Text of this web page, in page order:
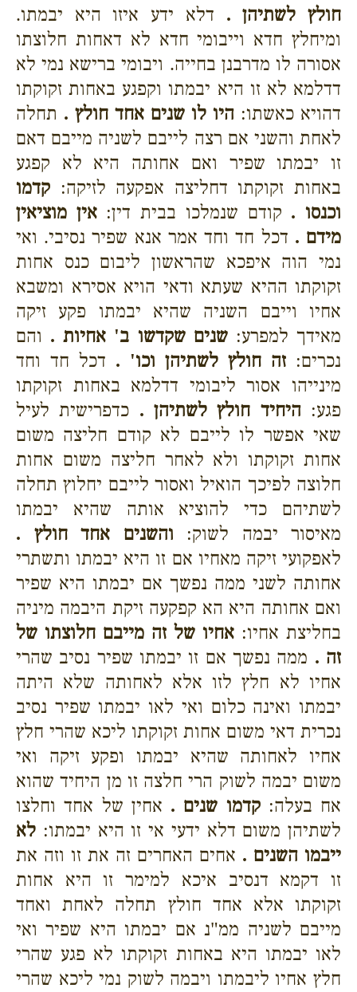
חולץ לשתיהן . דלא ידע איזו היא יבמתו.
ומיחלץ חדא וייבומי חדא לא דאחות חלוצתו
אסורה לו מדרבנן בחייה. ויבומי ברישא נמי לא
דדלמא לא זו היא יבמתו וקפגע באחות זקוקתו
דהויא כאשתו: היו לו שנים אחד חולץ . תחלה
לאחת והשני אם רצה לייבם לשניה מייבם דאם
זו יבמתו שפיר ואם אחותה היא לא קפגע
באחות זקוקתו דחליצה אפקעה לזיקה: קדמו
וכנסו . קודם שנמלכו בבית דין:אין מוציאין
מידם . דכל חד וחד אמר אנא שפיר נסיבי. ואי
נמי הוה איפכא שהראשון ליבום כנס אחות
זקוקתו ההיא שעתא ודאי הויא אסירא ומשבא
אחיו וייבם השניה שהיא יבמתו פקע זיקה
מאידך למפרע:שנים שקדשו ב' אחיות . והם
נכרים: זה חולץ לשתיהן וכו' . דכל חד וחד
מינייהו אסור ליבומי דדלמא באחות זקוקתו
פגע:היחיד חולץ לשתיהן . כדפרישית לעיל
שאי אפשר לו לייבם לא קודם חליצה משום
אחות זקוקתו ולא לאחר חליצה משום אחות
חלוצה לפיכך הואיל ואסור לייבם יחלוץ תחלה
לשתיהם כדי להוציא אותה שהיא יבמתו
מאיסור יבמה לשוק: והשנים אחד חולץ .
לאפקועי זיקה מאחיו אם זו היא יבמתו ותשתרי
אחותה לשני ממה נפשך אם יבמתו היא שפיר
ואם אחותה היא הא קפקעה זיקת היבמה מיניה
בחליצת אחיו: אחיו של זה מייבם חלוצתו של
זה . ממה נפשך אם זו יבמתו שפיר נסיב שהרי
אחיו לא חלץ לזו אלא לאחותה שלא היתה
יבמתו ואינה כלום ואי לאו יבמתו שפיר נסיב
נכרית דאי משום אחות זקוקתו ליכא שהרי חלץ
אחיו לאחותה שהיא יבמתו ופקע זיקה ואי
משום יבמה לשוק הרי חלצה זו מן היחיד שהוא
אח בעלה:קדמו שנים . אחין של אחד וחלצו
לשתיהן משום דלא ידעי אי זו היא יבמתו: לא
ייבמו השנים . אחים האחרים זה את זו וזה את
זו דקמא דנסיב איכא למימר זו היא אחות
זקוקתו אלא אחד חולץ תחלה לאחת ואחד
מייבם לשניה ממ"נ אם יבמתו היא שפיר ואי
לאו יבמתו היא באחות זקוקתו לא פגע שהרי
חלץ אחיו ליבמתו ויבמה לשוק נמי ליכא שהרי